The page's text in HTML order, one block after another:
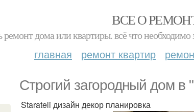
ВСЕ О
ремонт дома или квартиры. всё что
главная ремонт квартир
Строгий загородный дом в
Starateli дизайн декор планировка